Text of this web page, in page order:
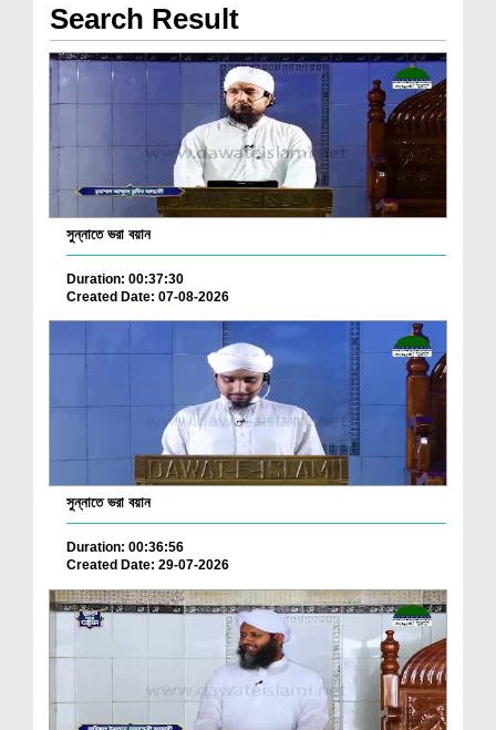
Search Result
সুন্নাতে ভরা বয়ান
Duration: 00:37:30
Created Date: 07-08-2026
সুন্নাতে ভরা বয়ান
Duration: 00:36:56
Created Date: 29-07-2026